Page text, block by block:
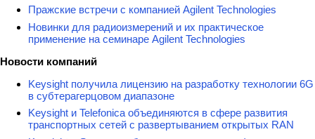
Пражские встречи с компанией Agilent Technologies
Новинки для радиоизмерений и их практическое
применение на семинаре Agilent Technologies
Новости компаний
Keysight получила лицензию на разработку технологии 6G
в субтерагерцовом диапазоне
Keysight и Telefonica объединяются в сфере развития
транспортных сетей с развертыванием открытых RAN